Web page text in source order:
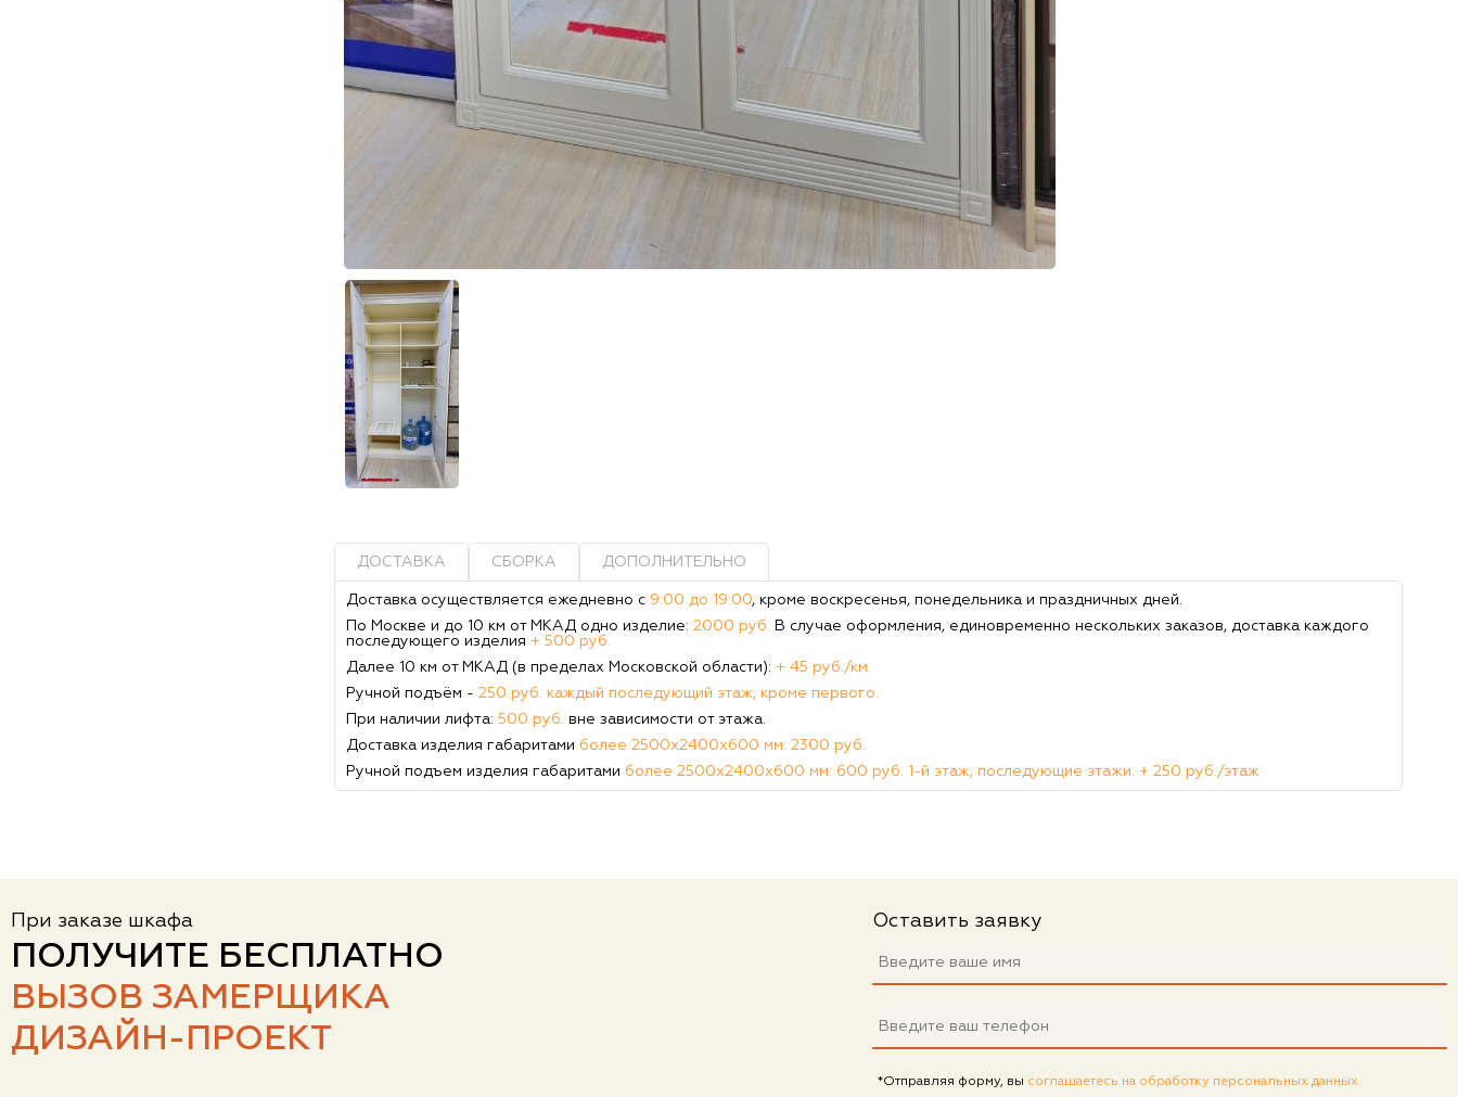
ДОСТАВКА СБОРКА ДОПОЛНИТЕЛЬНО
Доставка осуществляется ежедневно с 9:00 до 19:00, кроме воскресенья, понедельника и праздничных дней.
По Москве и до 10 км от МКАД одно изделие: 2000 руб. В случае оформления, единовременно нескольких заказов, доставка каждого
последующего изделия + 500 руб.
Далее 10 км от МКАД (в пределах Московской области): + 45 руб./км.
Ручной подъём - 250 руб. каждый последующий этаж, кроме первого.
При наличии лифта: 500 руб. вне зависимости от этажа.
Доставка изделия габаритами более 2500х2400х600 мм: 2300 руб.
Ручной подъем изделия габаритами более 2500х2400х600 мм: 600 руб. 1-й этаж, последующие этажи: + 250 руб./этаж
При заказе шкафа
ПОЛУЧИТЕ БЕСПЛАТНО
ВЫЗОВ ЗАМЕРЩИКА
ДИЗАЙН-ПРОЕКТ
Оставить заявку
*Отправляя форму, вы соглашаетесь на обработку персональных данных